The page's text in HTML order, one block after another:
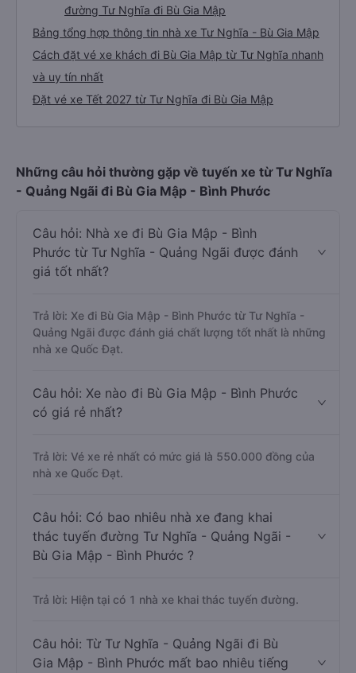
đường Tư Nghĩa đi Bù Gia Mập
Bảng tổng hợp thông tin nhà xe Tư Nghĩa - Bù Gia Mập
Cách đặt vé xe khách đi Bù Gia Mập từ Tư Nghĩa nhanh
và uy tín nhất
Đặt vé xe Tết 2027 từ Tư Nghĩa đi Bù Gia Mập
Những câu hỏi thường gặp về tuyến xe từ Tư Nghĩa
- Quảng Ngãi đi Bù Gia Mập - Bình Phước
Câu hỏi: Nhà xe đi Bù Gia Mập - Bình
Phước từ Tư Nghĩa - Quảng Ngãi được đánh
giá tốt nhất?
Trả lời: Xe đi Bù Gia Mập - Bình Phước từ Tư Nghĩa -
Quảng Ngãi được đánh giá chất lượng tốt nhất là những
nhà xe Quốc Đạt.
Câu hỏi: Xe nào đi Bù Gia Mập - Bình Phước
có giá rẻ nhất?
Trả lời: Vé xe rẻ nhất có mức giá là 550.000 đồng của
nhà xe Quốc Đạt.
Câu hỏi: Có bao nhiêu nhà xe đang khai
thác tuyến đường Tư Nghĩa - Quảng Ngãi -
Bù Gia Mập - Bình Phước ?
Trả lời: Hiện tại có 1 nhà xe khai thác tuyến đường.
Câu hỏi: Từ Tư Nghĩa - Quảng Ngãi đi Bù
Gia Mập - Bình Phước mất bao nhiêu tiếng